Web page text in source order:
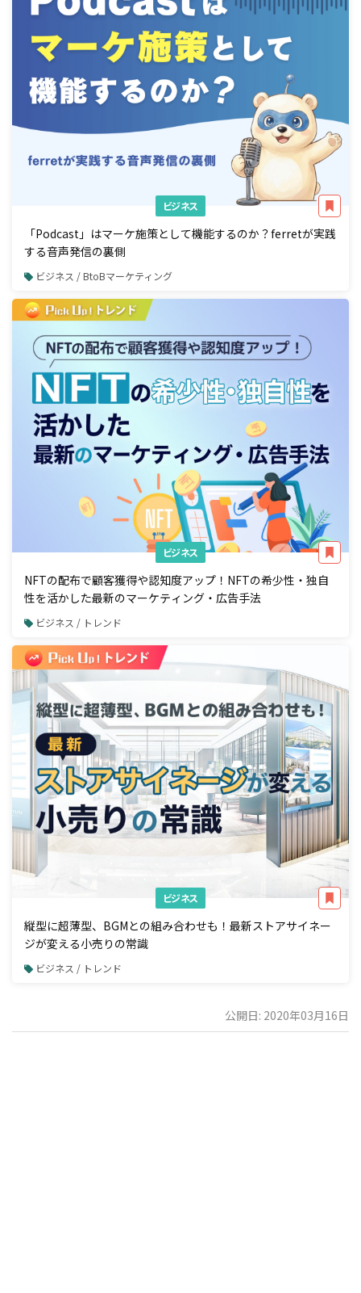
ビジネス
「Podcast」はマーケ施策として機能するのか？ferretが実践
する音声発信の裏側
ビジネス / BtoBマーケティング
ビジネス
NFTの配布で顧客獲得や認知度アップ！NFTの希少性・独自
性を活かした最新のマーケティング・広告手法
ビジネス / トレンド
ビジネス
縦型に超薄型、BGMとの組み合わせも！最新ストアサイネー
ジが変える小売りの常識
ビジネス / トレンド
公開日: 2020年03月16日